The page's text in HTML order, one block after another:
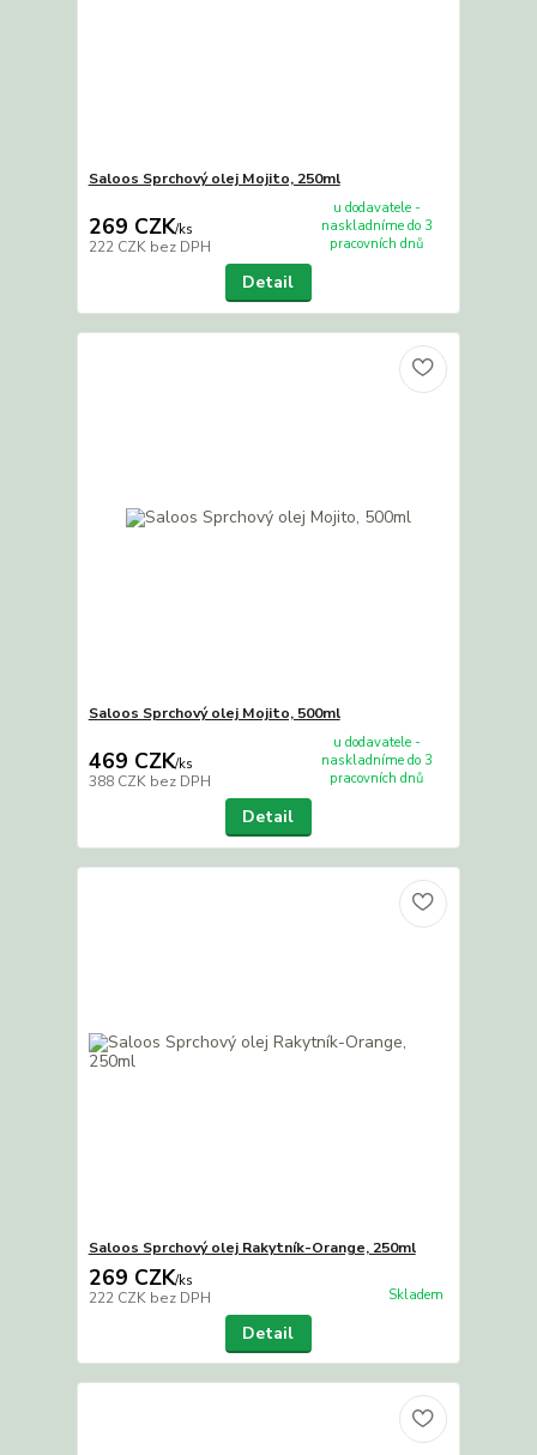
Saloos Sprchový olej Mojito, 250ml
269 CZK/ks
222 CZK bez DPH
u dodavatele -
naskladníme do 3
pracovních dnů
Detail
Saloos Sprchový olej Mojito, 500ml
469 CZK/ks
388 CZK bez DPH
u dodavatele -
naskladníme do 3
pracovních dnů
Detail
Saloos Sprchový olej Rakytník-Orange, 250ml
269 CZK/ks
222 CZK bez DPH Skladem
Detail